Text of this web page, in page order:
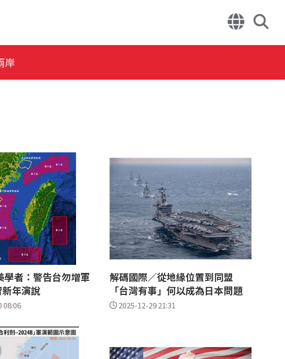
岸
學者：警告台勿增軍
年演說
08:06
解碼國際／從地緣位置到同盟
「台灣有事」何以成為日本問題
2025-12-29 21:31